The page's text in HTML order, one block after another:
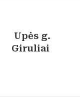
Upės g.
Giruliai